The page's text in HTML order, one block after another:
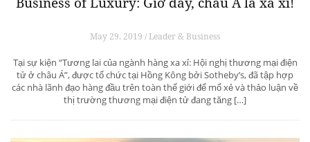
May 29, 2019 / Leader & Business
Tại sự kiện “Tương lai của ngành hàng xa xỉ: Hội nghị thương mại điện
tử ở châu Á”, được tổ chức tại Hồng Kông bởi Sotheby’s, đã tập hợp
các nhà lãnh đạo hàng đầu trên toàn thế giới để mổ xẻ và thảo luận về
thị trường thương mại điện tử đang tăng […]